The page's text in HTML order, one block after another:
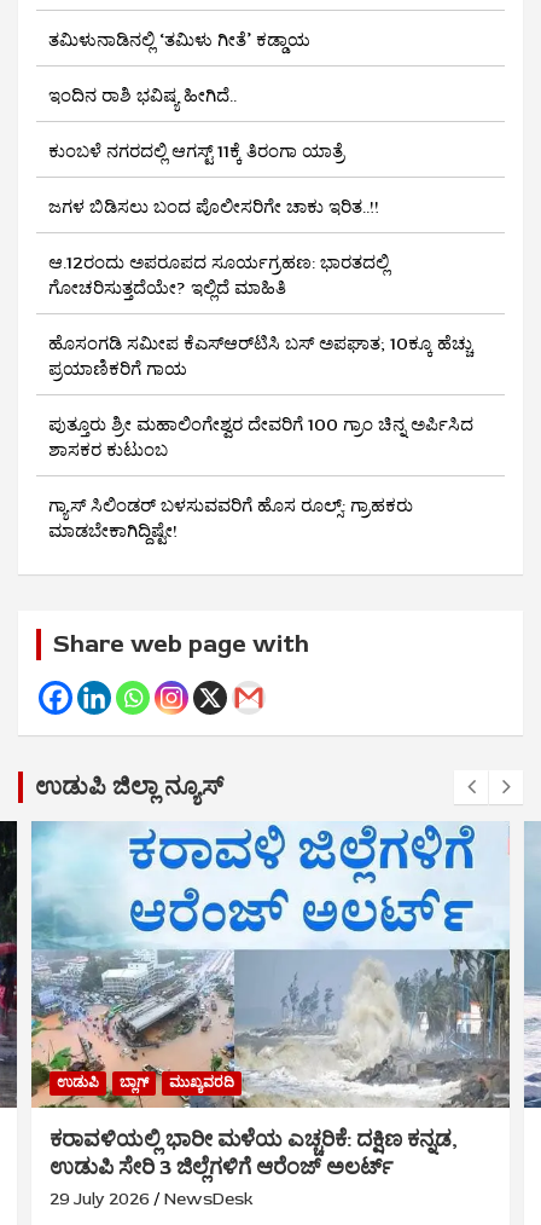
ತಮಿಳುನಾಡಿನಲ್ಲಿ ‘ತಮಿಳು ಗೀತೆ’ ಕಡ್ಡಾಯ
ಇಂದಿನ ರಾಶಿ ಭವಿಷ್ಯ ಹೀಗಿದೆ..
ಕುಂಬಳೆ ನಗರದಲ್ಲಿ ಆಗಸ್ಟ್ 11ಕ್ಕೆ ತಿರಂಗಾ ಯಾತ್ರೆ
ಜಗಳ ಬಿಡಿಸಲು ಬಂದ ಪೊಲೀಸರಿಗೇ ಚಾಕು ಇರಿತ..!!
ಆ.12ರಂದು ಅಪರೂಪದ ಸೂರ್ಯಗ್ರಹಣ: ಭಾರತದಲ್ಲಿ
ಗೋಚರಿಸುತ್ತದೆಯೇ? ಇಲ್ಲಿದೆ ಮಾಹಿತಿ
ಹೊಸಂಗಡಿ ಸಮೀಪ ಕೆಎಸ್‌ಆರ್‌ಟಿಸಿ ಬಸ್ ಅಪಘಾತ; 10ಕ್ಕೂ ಹೆಚ್ಚು
ಪ್ರಯಾಣಿಕರಿಗೆ ಗಾಯ
ಪುತ್ತೂರು ಶ್ರೀ ಮಹಾಲಿಂಗೇಶ್ವರ ದೇವರಿಗೆ 100 ಗ್ರಾಂ ಚಿನ್ನ ಅರ್ಪಿಸಿದ
ಶಾಸಕರ ಕುಟುಂಬ
ಗ್ಯಾಸ್ ಸಿಲಿಂಡರ್ ಬಳಸುವವರಿಗೆ ಹೊಸ ರೂಲ್ಸ್‌: ಗ್ರಾಹಕರು
ಮಾಡಬೇಕಾಗಿದ್ದಿಷ್ಟೇ!
Share web page with
ಉಡುಪಿ ಜಿಲ್ಲಾ ನ್ಯೂಸ್
ಉಡುಪಿ ಬ್ಲಾಗ್
ಕಡಲ್ಕೊರೆತ ತುರ್ತು ಕಾಮಗಾರಿ: ಉಡುಪಿ ಜಿಲ್ಲೆಗೆ 2 ಕೋ.
ರೂ. ಮಂಜೂರು
9 July 2026 NewsDesk